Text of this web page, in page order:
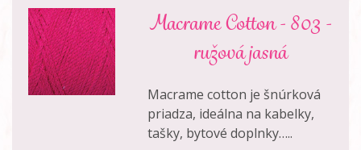
Macrame Cotton - 803 -
ružová jasná
Macrame cotton je šnúrková
priadza, ideálna na kabelky,
tašky, bytové doplnky…..